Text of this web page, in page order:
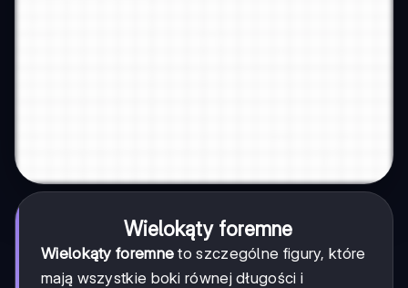
Wielokąty foremne
Wielokąty foremne to szczególne figury, które
mają wszystkie boki równej długości i